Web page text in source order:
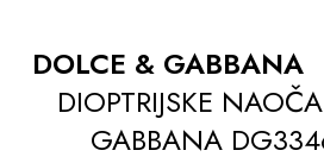
THE
BEGINNING
DOLCE & GABBANA
DIOPTRIJSKE
GABBANA